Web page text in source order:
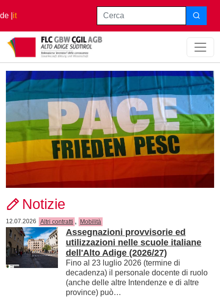
Salta al contenuto principale
de it Cerca
Notizie
12.07.2026 Altri contratti , Mobilità
Assegnazioni provvisorie ed
utilizzazioni nelle scuole italiane
dell'Alto Adige (2026/27)
Fino al 23 luglio 2026 (termine di
decadenza) il personale docente di ruolo
(anche delle altre Intendenze e di altre
province) può…